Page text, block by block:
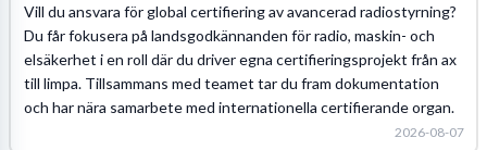
Vill du ansvara för global certifiering av avancerad radiostyrning?
Du får fokusera på landsgodkännanden för radio, maskin- och
elsäkerhet i en roll där du driver egna certifieringsprojekt från ax
till limpa. Tillsammans med teamet tar du fram dokumentation
och har nära samarbete med internationella certifierande organ.
2026-08-07